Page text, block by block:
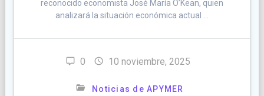
reconocido economista José María O’Kean, quien
analizará la situación económica actual …
0 10 noviembre, 2025
Noticias de APYMER